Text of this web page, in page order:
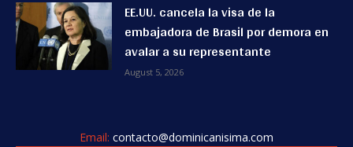
EE.UU. cancela la visa de la
embajadora de Brasil por demora en
avalar a su representante
August 5, 2026
Email: contacto@dominicanisima.com